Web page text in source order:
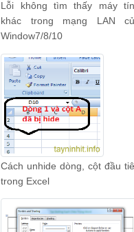
Lỗi không tìm thấy máy
khác trong mạng LAN
Window7/8/10
Cách unhide dòng, cột đầu
trong Excel